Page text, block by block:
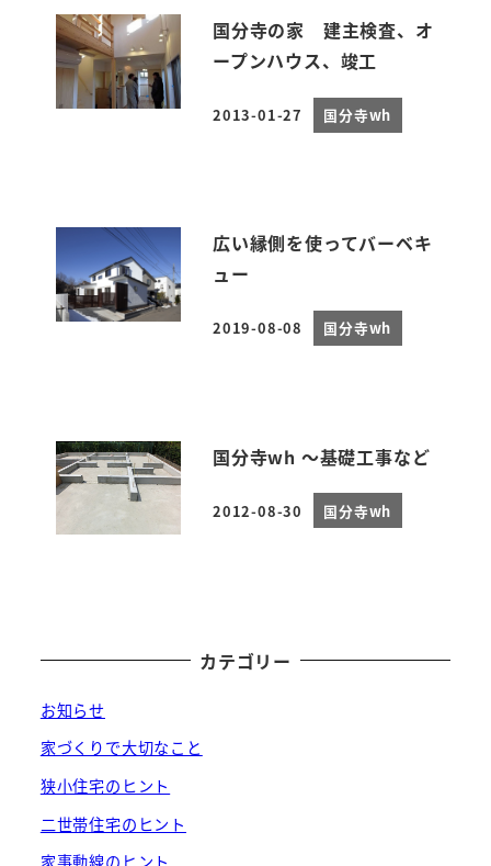
国分寺の家 建主検査、オ
ープンハウス、竣工
投稿日
2013-01-27 国分寺wh
広い縁側を使ってバーベキ
ュー
投稿日
2019-08-08 国分寺wh
国分寺wh ～基礎工事など
投稿日
2012-08-30 国分寺wh
カテゴリー
お知らせ
家づくりで大切なこと
狭小住宅のヒント
二世帯住宅のヒント